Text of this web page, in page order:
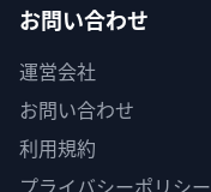
お問い合わせ
運営会社
お問い合わせ
利用規約
プライバシーポリシー